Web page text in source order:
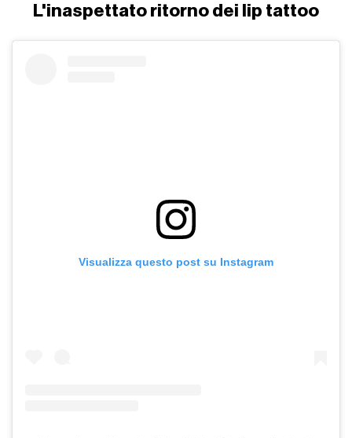
L'inaspettato ritorno dei lip tattoo
Visualizza questo post su Instagram